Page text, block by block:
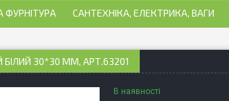
ФУРНІТУРА САНТЕХНІКА, ЕЛЕКТРИКА, ВАГИ
30*30 ММ, АРТ.63201
В наявності